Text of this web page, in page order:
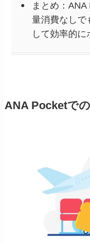
まとめ：
量消費なしで
して効率的に
ANA Pocketで